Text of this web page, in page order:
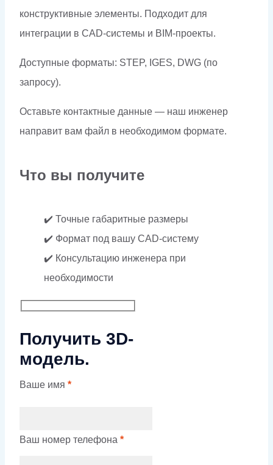
конструктивные элементы. Подходит для
интеграции в CAD-системы и BIM-проекты.
Доступные форматы: STEP, IGES, DWG (по
запросу).
Оставьте контактные данные — наш инженер
направит вам файл в необходимом формате.
Что вы получите
✔️ Точные габаритные размеры
✔️ Формат под вашу CAD-систему
✔️ Консультацию инженера при
необходимости
Получить 3D-
модель.
Ваше имя *
Ваш номер телефона *